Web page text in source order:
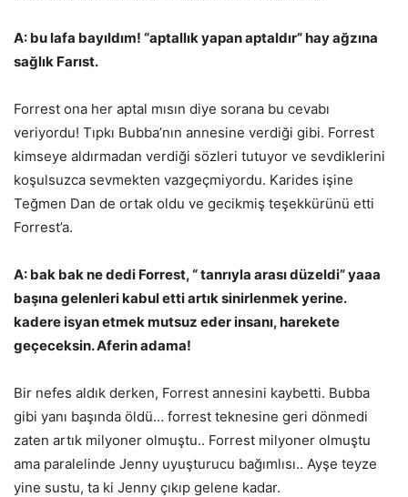
A: bu lafa bayıldım! “aptallık yapan aptaldır” hay ağzına
sağlık Farıst.
Forrest ona her aptal mısın diye sorana bu cevabı
veriyordu! Tıpkı Bubba’nın annesine verdiği gibi. Forrest
kimseye aldırmadan verdiği sözleri tutuyor ve sevdiklerini
koşulsuzca sevmekten vazgeçmiyordu. Karides işine
Teğmen Dan de ortak oldu ve gecikmiş teşekkürünü etti
Forrest’a.
A: bak bak ne dedi Forrest, “ tanrıyla arası düzeldi” yaaa
başına gelenleri kabul etti artık sinirlenmek yerine.
kadere isyan etmek mutsuz eder insanı, harekete
geçeceksin. Aferin adama!
Bir nefes aldık derken, Forrest annesini kaybetti. Bubba
gibi yanı başında öldü… forrest teknesine geri dönmedi
zaten artık milyoner olmuştu.. Forrest milyoner olmuştu
ama paralelinde Jenny uyuşturucu bağımlısı.. Ayşe teyze
yine sustu, ta ki Jenny çıkıp gelene kadar.